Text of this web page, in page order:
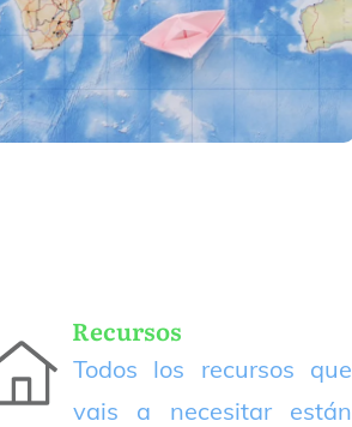
Recursos
Todos los recursos que
vais a necesitar están